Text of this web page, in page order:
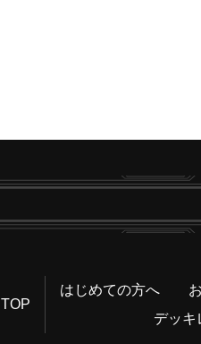
TOP
はじめての方へ
デッキ